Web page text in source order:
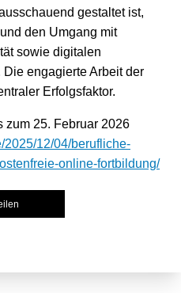
gestaltet ist,
den Umgang mit
sowie digitalen
engagierte Arbeit der
Erfolgsfaktor.
zum 25. Februar 2026
2025/12/04/berufliche-
online-fortbildung/